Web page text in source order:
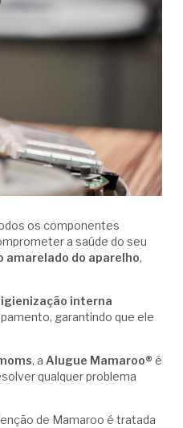
os componentes
a saúde do seu
amarelado do aparelho,
interna
garantindo que ele
, a Alugue Mamaroo® é
qualquer problema
de Mamaroo é tratada